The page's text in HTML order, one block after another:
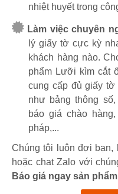
nhiệt huyết trong
Làm việc chuyên
lý giấy tờ cực kỳ
khách hàng nào.
phẩm Lưỡi kìm cắt
cung cấp đủ giấy tờ
như bảng thông
báo giá chào
pháp,...
Chúng tôi luôn đợi bạn,
hoặc chat Zalo với
Báo giá ngay sản